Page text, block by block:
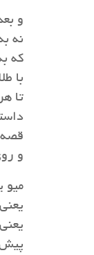
و
نه
که
با
تا
و
میو